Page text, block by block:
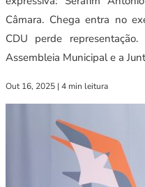
Câmara. Chega entra no
CDU perde
Assembleia Municipal e a
Out 16, 2025 | 4 min leitura